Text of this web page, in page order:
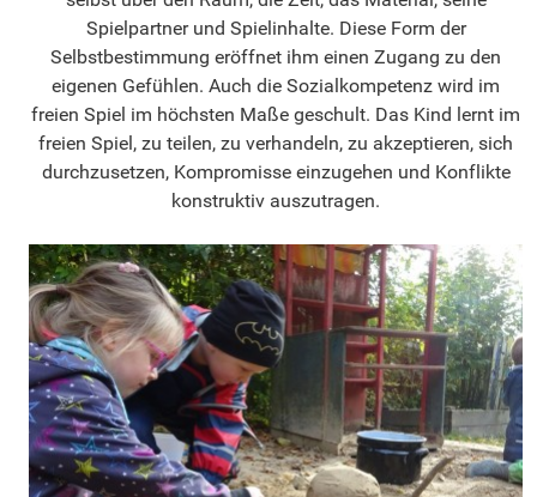
Spielpartner und Spielinhalte. Diese Form der
Selbstbestimmung eröffnet ihm einen Zugang zu den
eigenen Gefühlen. Auch die Sozialkompetenz wird im
freien Spiel im höchsten Maße geschult. Das Kind lernt im
freien Spiel, zu teilen, zu verhandeln, zu akzeptieren, sich
durchzusetzen, Kompromisse einzugehen und Konflikte
konstruktiv auszutragen.